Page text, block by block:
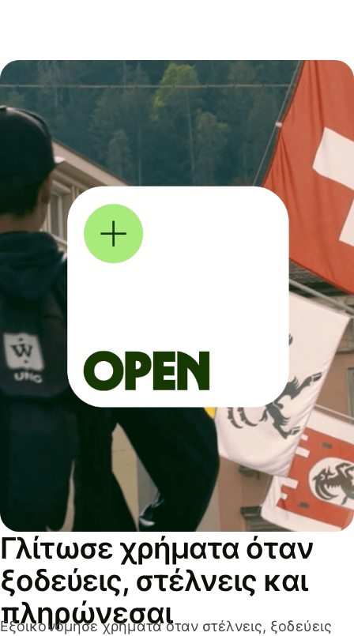
Γλίτωσε χρήματα όταν
ξοδεύεις, στέλνεις και
πληρώνεσαι
Εξοικονόμησε χρήματα όταν στέλνεις, ξοδεύεις